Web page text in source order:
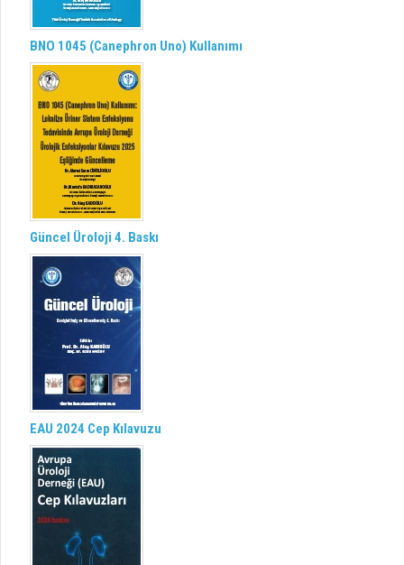
BNO 1045 (Canephron Uno) Kullanımı
Güncel Üroloji 4. Baskı
EAU 2024 Cep Kılavuzu